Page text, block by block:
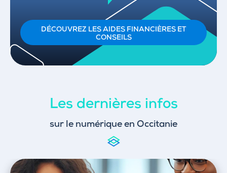
DÉCOUVREZ LES AIDES FINANCIÈRES ET
CONSEILS
Les dernières infos
sur le numérique en Occitanie